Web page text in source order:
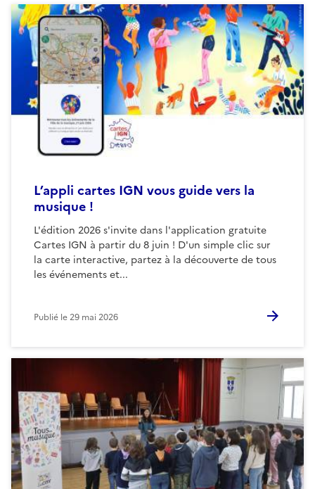
L’appli cartes IGN vous guide vers la
musique !
L'édition 2026 s'invite dans l'application gratuite
Cartes IGN à partir du 8 juin ! D'un simple clic sur
la carte interactive, partez à la découverte de tous
les événements et...
Publié le29 mai 2026